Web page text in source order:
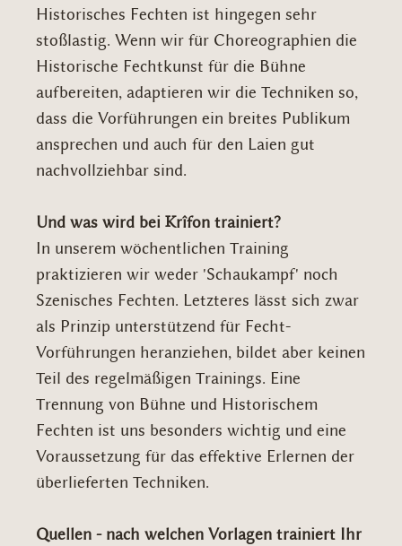
Historisches Fechten ist hingegen sehr
stoßlastig. Wenn wir für Choreographien die
Historische Fechtkunst für die Bühne
aufbereiten, adaptieren wir die Techniken so,
dass die Vorführungen ein breites Publikum
ansprechen und auch für den Laien gut
nachvollziehbar sind.
Und was wird bei Krîfon trainiert?
In unserem wöchentlichen Training
praktizieren wir weder 'Schaukampf' noch
Szenisches Fechten. Letzteres lässt sich zwar
als Prinzip unterstützend für Fecht-
Vorführungen heranziehen, bildet aber keinen
Teil des regelmäßigen Trainings. Eine
Trennung von Bühne und Historischem
Fechten ist uns besonders wichtig und eine
Voraussetzung für das effektive Erlernen der
überlieferten Techniken.
Quellen - nach welchen Vorlagen trainiert Ihr